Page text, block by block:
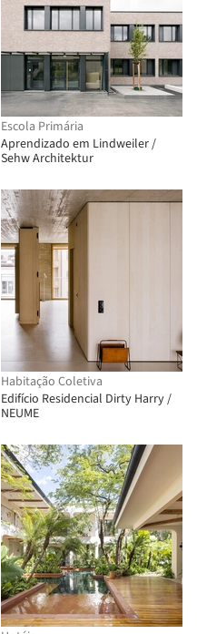
Escola Primária
Aprendizado em Lindweiler /
Sehw Architektur
Habitação Coletiva
Edifício Residencial Dirty Harry /
NEUME